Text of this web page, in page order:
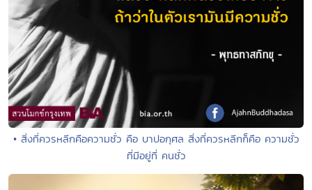
• สิ่งที่ควรหลีกคือความชั่ว คือ บาปอกุศล สิ่งที่ควรหลีกก็คือ ความชั่ว
ที่มีอยู่ที่ คนชั่ว